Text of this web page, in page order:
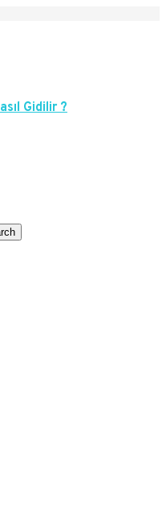
Gidilir ?